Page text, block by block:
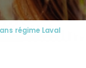
régime Laval